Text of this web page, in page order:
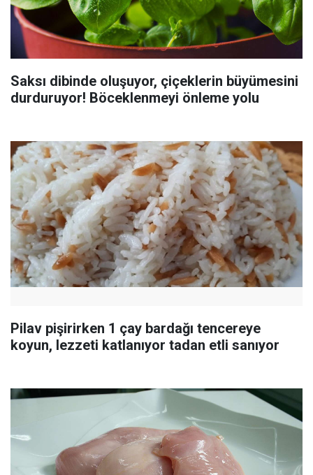
Saksı dibinde oluşuyor, çiçeklerin büyümesini
durduruyor! Böceklenmeyi önleme yolu
Pilav pişirirken 1 çay bardağı tencereye
koyun, lezzeti katlanıyor tadan etli sanıyor